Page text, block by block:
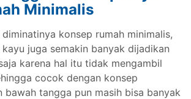
Minimalis
konsep rumah minimalis,
juga semakin banyak dijadikan
karena hal itu tidak mengambil
cocok dengan konsep
bawah tangga pun masih bisa banyak